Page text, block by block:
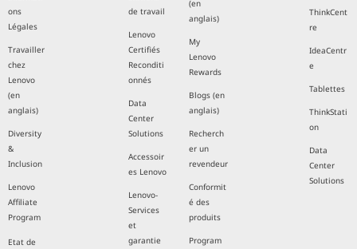
ons
Légales
Travailler
chez
Lenovo
(en
anglais)
Diversity
&
Inclusion
Lenovo
Affiliate
Program
Etat de
de travail
Lenovo
Certifiés
Reconditi
onnés
Data
Center
Solutions
Accessoir
es Lenovo
Lenovo-
Services
et
garantie
(en
anglais)
My
Lenovo
Rewards
Blogs (en
anglais)
Recherch
er un
revendeur
Conformit
é des
produits
Program
ThinkCent
re
IdeaCentr
e
Tablettes
ThinkStati
on
Data
Center
Solutions